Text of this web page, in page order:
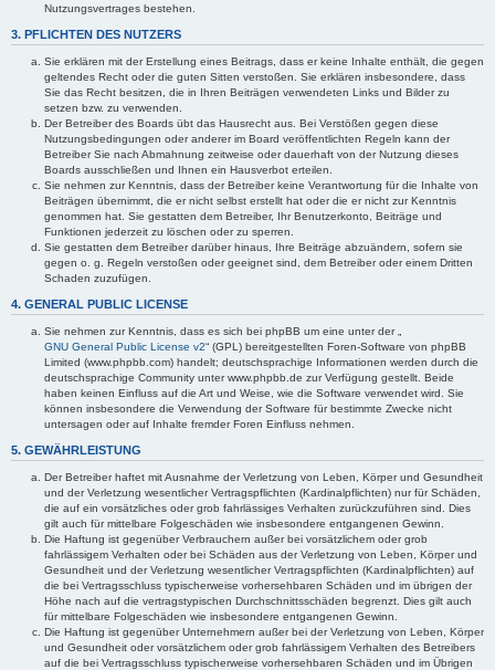
Nutzungsvertrages bestehen.
3. PFLICHTEN DES NUTZERS
Sie erklären mit der Erstellung eines Beitrags, dass er keine Inhalte enthält, die gegen
geltendes Recht oder die guten Sitten verstoßen. Sie erklären insbesondere, dass
Sie das Recht besitzen, die in Ihren Beiträgen verwendeten Links und Bilder zu
setzen bzw. zu verwenden.
Der Betreiber des Boards übt das Hausrecht aus. Bei Verstößen gegen diese
Nutzungsbedingungen oder anderer im Board veröffentlichten Regeln kann der
Betreiber Sie nach Abmahnung zeitweise oder dauerhaft von der Nutzung dieses
Boards ausschließen und Ihnen ein Hausverbot erteilen.
Sie nehmen zur Kenntnis, dass der Betreiber keine Verantwortung für die Inhalte von
Beiträgen übernimmt, die er nicht selbst erstellt hat oder die er nicht zur Kenntnis
genommen hat. Sie gestatten dem Betreiber, Ihr Benutzerkonto, Beiträge und
Funktionen jederzeit zu löschen oder zu sperren.
Sie gestatten dem Betreiber darüber hinaus, Ihre Beiträge abzuändern, sofern sie
gegen o. g. Regeln verstoßen oder geeignet sind, dem Betreiber oder einem Dritten
Schaden zuzufügen.
4. GENERAL PUBLIC LICENSE
Sie nehmen zur Kenntnis, dass es sich bei phpBB um eine unter der „
GNU General Public License v2“ (GPL) bereitgestellten Foren-Software von phpBB
Limited (www.phpbb.com) handelt; deutschsprachige Informationen werden durch die
deutschsprachige Community unter www.phpbb.de zur Verfügung gestellt. Beide
haben keinen Einfluss auf die Art und Weise, wie die Software verwendet wird. Sie
können insbesondere die Verwendung der Software für bestimmte Zwecke nicht
untersagen oder auf Inhalte fremder Foren Einfluss nehmen.
5. GEWÄHRLEISTUNG
Der Betreiber haftet mit Ausnahme der Verletzung von Leben, Körper und Gesundheit
und der Verletzung wesentlicher Vertragspflichten (Kardinalpflichten) nur für Schäden,
die auf ein vorsätzliches oder grob fahrlässiges Verhalten zurückzuführen sind. Dies
gilt auch für mittelbare Folgeschäden wie insbesondere entgangenen Gewinn.
Die Haftung ist gegenüber Verbrauchern außer bei vorsätzlichem oder grob
fahrlässigem Verhalten oder bei Schäden aus der Verletzung von Leben, Körper und
Gesundheit und der Verletzung wesentlicher Vertragspflichten (Kardinalpflichten) auf
die bei Vertragsschluss typischerweise vorhersehbaren Schäden und im übrigen der
Höhe nach auf die vertragstypischen Durchschnittsschäden begrenzt. Dies gilt auch
für mittelbare Folgeschäden wie insbesondere entgangenen Gewinn.
Die Haftung ist gegenüber Unternehmern außer bei der Verletzung von Leben, Körper
und Gesundheit oder vorsätzlichem oder grob fahrlässigem Verhalten des Betreibers
auf die bei Vertragsschluss typischerweise vorhersehbaren Schäden und im Übrigen